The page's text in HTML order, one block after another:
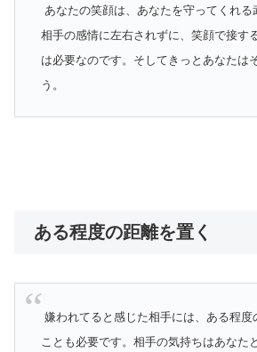
あなたの笑顔は、あなたを守ってくれる
相手の感情に左右されずに、笑顔で接す
は必要なのです。そしてきっとあなたは
う。
ある程度の距離を置く
嫌われてると感じた相手には、ある程度
ことも必要です。相手の気持ちはあなた